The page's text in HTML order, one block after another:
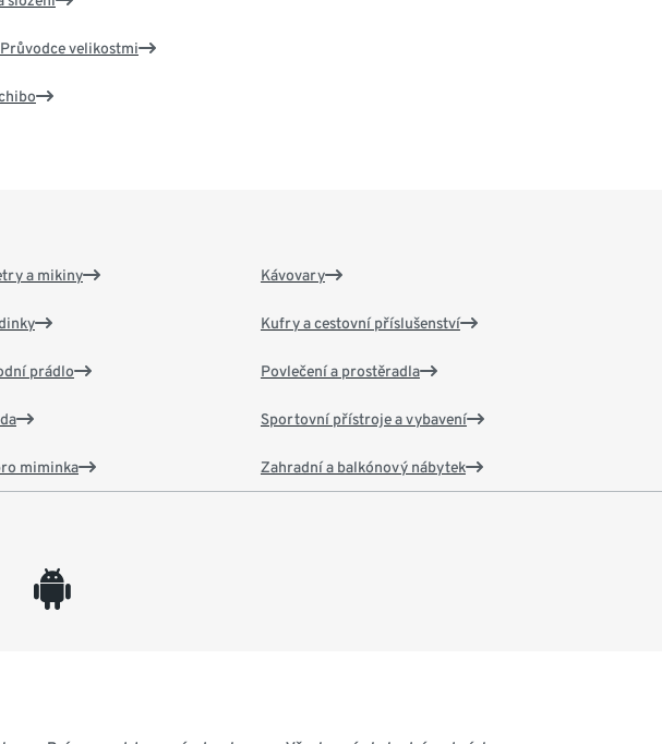
velikostmi
a mikiny
prádlo
miminka
Kávovary
Kufry a cestovní příslušenství
Povlečení a prostěradla
Sportovní přístroje a vybavení
Zahradní a balkónový nábytek
android